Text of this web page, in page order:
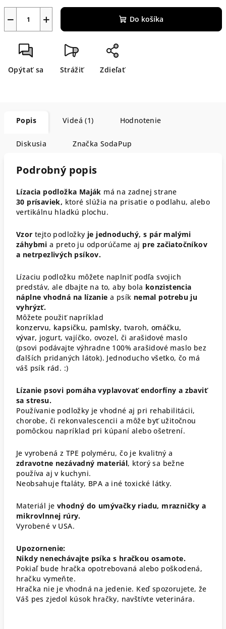
+
− Do košíka
Opýtať sa Strážiť Zdieľať
Popis Videá (1) Hodnotenie
Diskusia Značka SodaPup
Podrobný popis
Lízacia podložka Maják má na zadnej strane
30 prísaviek, ktoré slúžia na prisatie o podlahu, alebo
vertikálnu hladkú plochu.
Vzor tejto podložky je jednoduchý, s pár malými
záhybmi a preto ju odporúčame aj pre začiatočníkov
a netrpezlivých psíkov.
Lízaciu podložku môžete naplniť podľa svojich
predstáv, ale dbajte na to, aby bola konzistencia
náplne vhodná na lízanie a psík nemal potrebu ju
vyhrýzť.
Môžete použiť napríklad
konzervu, kapsičku, pamlsky, tvaroh, omáčku,
vývar, jogurt, vajíčko, ovozel, či arašidové maslo
(psovi podávajte výhradne 100% arašidové maslo bez
ďalších pridaných látok). Jednoducho všetko, čo má
váš psík rád. :)
Lízanie psovi pomáha vyplavovať endorfíny a zbaviť
sa stresu.
Používanie podložky je vhodné aj pri rehabilitácii,
chorobe, či rekonvalescencii a môže byť užitočnou
pomôckou napríklad pri kúpaní alebo ošetrení.
Je vyrobená z TPE polyméru, čo je kvalitný a
zdravotne nezávadný materiál, ktorý sa bežne
používa aj v kuchyni.
Neobsahuje ftaláty, BPA a iné toxické látky.
Materiál je vhodný do umývačky riadu, mrazničky a
mikrovlnnej rúry.
Vyrobené v USA.
Upozornenie:
Nikdy nenechávajte psíka s hračkou osamote.
Pokiaľ bude hračka opotrebovaná alebo poškodená,
hračku vymeňte.
Hračka nie je vhodná na jedenie. Keď spozorujete, že
Váš pes zjedol kúsok hračky, navštívte veterinára.